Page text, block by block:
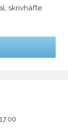
skrivhäfte